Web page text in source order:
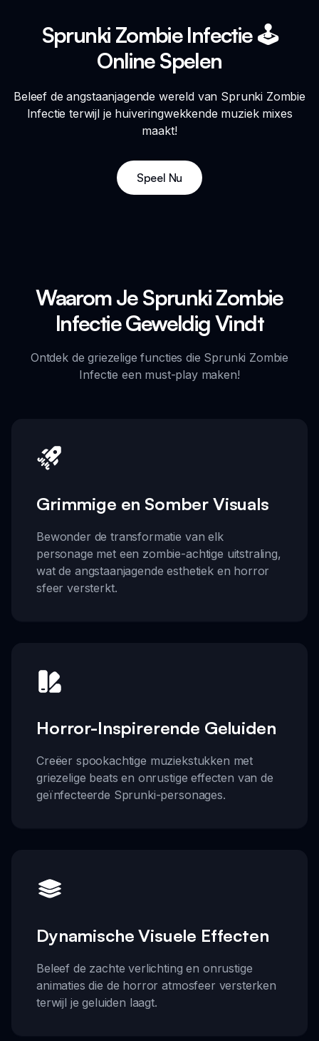
Sprunki Zombie Infectie 🕹️
Online Spelen
Beleef de angstaanjagende wereld van Sprunki Zombie
Infectie terwijl je huiveringwekkende muziek mixes
maakt!
Speel Nu
Waarom Je Sprunki Zombie
Infectie Geweldig Vindt
Ontdek de griezelige functies die Sprunki Zombie
Infectie een must-play maken!
Grimmige en Somber Visuals
Bewonder de transformatie van elk
personage met een zombie-achtige uitstraling,
wat de angstaanjagende esthetiek en horror
sfeer versterkt.
Horror-Inspirerende Geluiden
Creëer spookachtige muziekstukken met
griezelige beats en onrustige effecten van de
geïnfecteerde Sprunki-personages.
Dynamische Visuele Effecten
Beleef de zachte verlichting en onrustige
animaties die de horror atmosfeer versterken
terwijl je geluiden laagt.